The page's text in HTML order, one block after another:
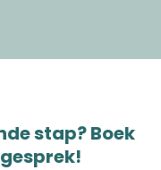
stap? Boek